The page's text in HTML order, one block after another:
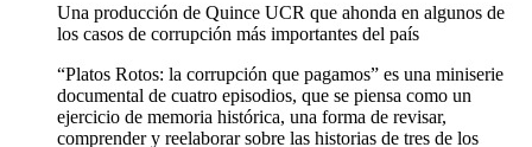
Una producción de Quince UCR que ahonda en algunos de
los casos de corrupción más importantes del país
“Platos Rotos: la corrupción que pagamos” es una miniserie
documental de cuatro episodios, que se piensa como un
ejercicio de memoria histórica, una forma de revisar,
comprender y reelaborar sobre las historias de tres de los